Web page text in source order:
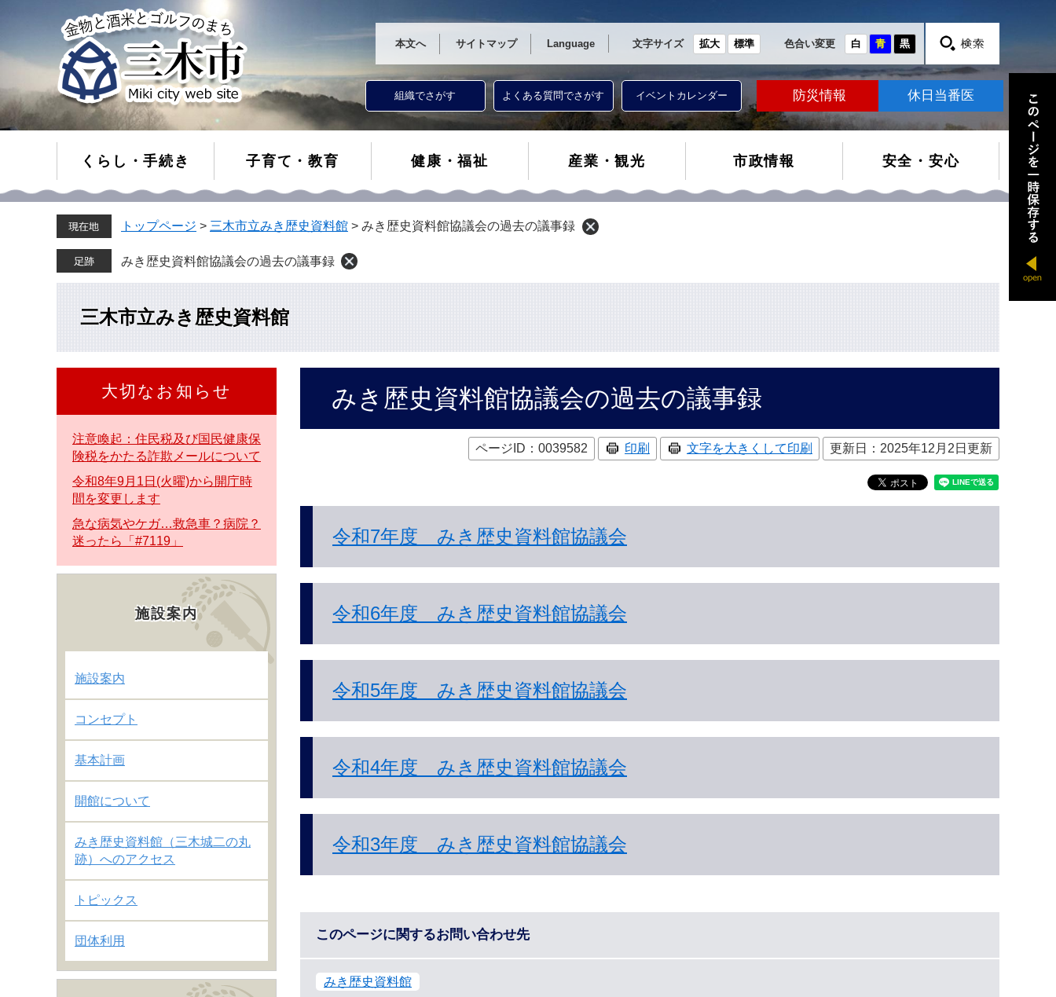
本文へ サイトマップ Language 文字サイズ 拡大 標準 色合い変更 白 青 黒
組織でさがす よくある質問でさがす イベントカレンダー 防災情報 休日当番医
くらし・手続き 子育て・教育 健康・福祉 産業・観光 市政情報 安全・安心
トップページ > 三木市立みき歴史資料館 > みき歴史資料館協議会の過去の議事録
みき歴史資料館協議会の過去の議事録
三木市立みき歴史資料館
みき歴史資料館協議会の過去の議事録
ページID：0039582 印刷 文字を大きくして印刷 更新日：2025年12月2日更新
令和7年度 みき歴史資料館協議会
令和6年度 みき歴史資料館協議会
令和5年度 みき歴史資料館協議会
令和4年度 みき歴史資料館協議会
令和3年度 みき歴史資料館協議会
このページに関するお問い合わせ先
みき歴史資料館
大切なお知らせ
注意喚起：住民税及び国民健康保
険税をかたる詐欺メールについて
令和8年9月1日(火曜)から開庁時
間を変更します
急な病気やケガ…救急車？病院？
迷ったら「#7119」
施設案内
施設案内
コンセプト
基本計画
開館について
みき歴史資料館（三木城二の丸
跡）へのアクセス
トピックス
団体利用